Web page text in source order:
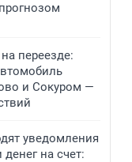
переезде:
и Сокуром —
уведомления
на счет: